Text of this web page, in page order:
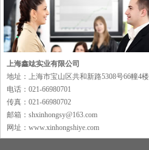
上海鑫竑实业有限公司
地址：上海市宝山区共和新路5308号66幢4楼
电话：021-66980701
传真：021-66980702
邮箱：shxinhongsy@163.com
网址：www.xinhongshiye.com